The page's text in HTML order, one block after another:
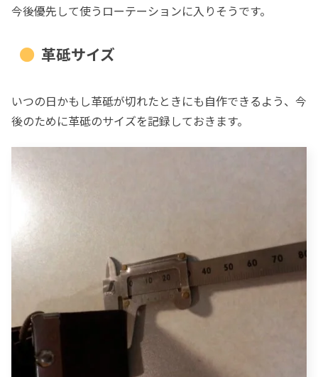
今後優先して使うローテーションに入りそうです。
革砥サイズ
いつの日かもし革砥が切れたときにも自作できるよう、今
後のために革砥のサイズを記録しておきます。